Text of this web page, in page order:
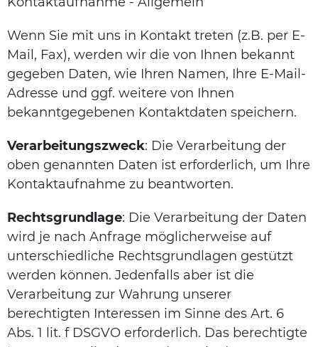
Wenn Sie mit uns in Kontakt treten (z.B. per E-
Mail, Fax), werden wir die von Ihnen bekannt
gegeben Daten, wie Ihren Namen, Ihre E-Mail-
Adresse und ggf. weitere von Ihnen
bekanntgegebenen Kontaktdaten speichern.
Verarbeitungszweck: Die Verarbeitung der
oben genannten Daten ist erforderlich, um Ihre
Kontaktaufnahme zu beantworten.
Rechtsgrundlage: Die Verarbeitung der Daten
wird je nach Anfrage möglicherweise auf
unterschiedliche Rechtsgrundlagen gestützt
werden können. Jedenfalls aber ist die
Verarbeitung zur Wahrung unserer
berechtigten Interessen im Sinne des Art. 6
Abs. 1 lit. f DSGVO erforderlich. Das berechtigte